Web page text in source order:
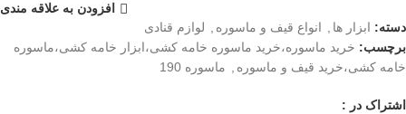
افزودن به علاقه مندی
دسته: ابزار ها انواع قیف و ماسوره
لوازم قنادی
برچسب: خرید ماسوره،خرید ماسوره خامه کشی،ابزار خامه کشی،ماسوره
خامه کشی،خرید قیف و ماسوره
ماسوره 190
اشتراک در :